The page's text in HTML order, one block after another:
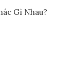
Gì Nhau?